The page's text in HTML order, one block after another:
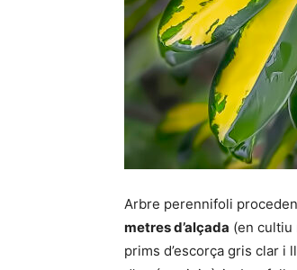
Arbre perennifoli
metres d’alçada (en cultiu
prims d’escorça gris clar